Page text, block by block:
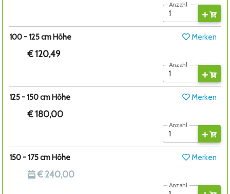
Anzahl
100 - 125 cm Höhe Merken
€ 120,49
Anzahl
125 - 150 cm Höhe Merken
€ 180,00
Anzahl
150 - 175 cm Höhe Merken
€ 240,00
Anzahl